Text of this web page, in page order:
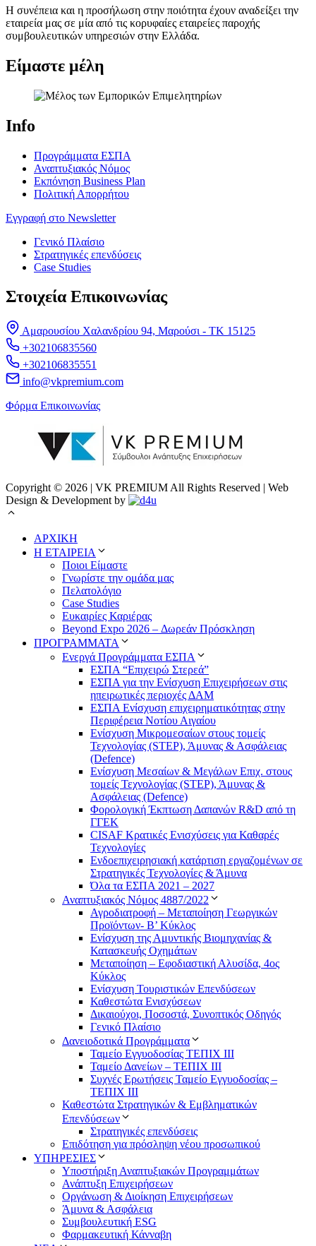
Η συνέπεια και η προσήλωση στην ποιότητα έχουν αναδείξει την
εταιρεία μας σε μία από τις κορυφαίες εταιρείες παροχής
συμβουλευτικών υπηρεσιών στην Ελλάδα.
Είμαστε μέλη
Info
Προγράμματα ΕΣΠΑ
Αναπτυξιακός Νόμος
Εκπόνηση Business Plan
Πολιτική Απορρήτου
Εγγραφή στο Newsletter
Γενικό Πλαίσιο
Στρατηγικές επενδύσεις
Case Studies
Στοιχεία Επικοινωνίας
Αμαρουσίου Χαλανδρίου 94, Μαρούσι - ΤΚ 15125
+302106835560
+302106835551
info@vkpremium.com
Φόρμα Eπικοινωνίας
Copyright © 2026 | VK PREMIUM All Rights Reserved | Web
Design & Development by
ΑΡΧΙΚΗ
Η ΕΤΑΙΡΕΙΑ
Ποιοι Είμαστε
Γνωρίστε την ομάδα μας
Πελατολόγιο
Case Studies
Ευκαιρίες Καριέρας
Beyond Expo 2026 – Δωρεάν Πρόσκληση
ΠΡΟΓΡΑΜΜΑΤΑ
Ενεργά Προγράμματα ΕΣΠΑ
ΕΣΠΑ “Επιχειρώ Στερεά”
ΕΣΠΑ για την Ενίσχυση Επιχειρήσεων στις
ηπειρωτικές περιοχές ΔΑΜ
ΕΣΠΑ Ενίσχυση επιχειρηματικότητας στην
Περιφέρεια Νοτίου Αιγαίου
Ενίσχυση Μικρομεσαίων στους τομείς
Τεχνολογίας (STEP), Άμυνας & Ασφάλειας
(Defence)
Ενίσχυση Μεσαίων & Μεγάλων Επιχ. στους
τομείς Τεχνολογίας (STEP), Άμυνας &
Ασφάλειας (Defence)
Φορολογική Έκπτωση Δαπανών R&D από τη
ΓΓΕΚ
CISAF Κρατικές Ενισχύσεις για Καθαρές
Τεχνολογίες
Ενδοεπιχειρησιακή κατάρτιση εργαζομένων σε
Στρατηγικές Τεχνολογίες & Άμυνα
Όλα τα ΕΣΠΑ 2021 – 2027
Αναπτυξιακός Νόμος 4887/2022
Αγροδιατροφή – Μεταποίηση Γεωργικών
Προϊόντων- Β’ Κύκλος
Eνίσχυση της Αμυντικής Βιομηχανίας &
Κατασκευής Οχημάτων
Μεταποίηση – Εφοδιαστική Αλυσίδα, 4ος
Κύκλος
Ενίσχυση Τουριστικών Επενδύσεων
Καθεστώτα Ενισχύσεων
Δικαιούχοι, Ποσοστά, Συνοπτικός Οδηγός
Γενικό Πλαίσιο
Δανειοδοτικά Προγράμματα
Ταμείο Εγγυοδοσίας ΤΕΠΙΧ ΙΙΙ
Ταμείο Δανείων – ΤΕΠΙΧ ΙΙΙ
Συχνές Ερωτήσεις Ταμείο Εγγυοδοσίας –
ΤΕΠΙΧ ΙΙΙ
Καθεστώτα Στρατηγικών & Εμβληματικών
Επενδύσεων
Στρατηγικές επενδύσεις
Επιδότηση για πρόσληψη νέου προσωπικού
ΥΠΗΡΕΣΙΕΣ
Υποστήριξη Αναπτυξιακών Προγραμμάτων
Ανάπτυξη Επιχειρήσεων
Οργάνωση & Διοίκηση Επιχειρήσεων
Άμυνα & Ασφάλεια
Συμβουλευτική ESG
Φαρμακευτική Κάνναβη